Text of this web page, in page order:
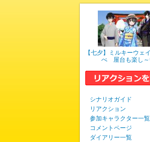
【七夕】ミルキーウェ
べ 屋台も楽し～
シナリオガイド
リアクション
参加キャラクター一覧
コメントページ
ダイアリー一覧